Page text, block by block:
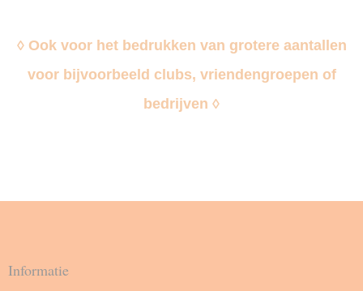
◊ Ook voor het bedrukken van grotere aantallen
voor bijvoorbeeld clubs, vriendengroepen of
bedrijven ◊
Informatie